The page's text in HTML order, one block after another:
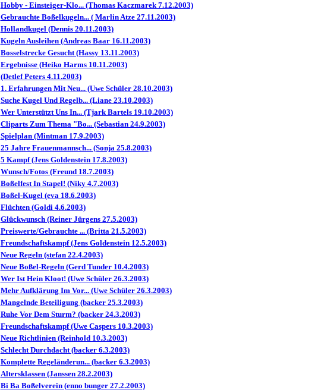
Hobby - Einsteiger-Klo... (Thomas Kaczmarek 7.12.2003)
Gebrauchte Boßelkugeln... ( Marlin Atze 27.11.2003)
Hollandkugel (Dennis 20.11.2003)
Kugeln Ausleihen (Andreas Baar 16.11.2003)
Bosselstrecke Gesucht (Hassy 13.11.2003)
Ergebnisse (Heiko Harms 10.11.2003)
(Detlef Peters 4.11.2003)
1. Erfahrungen Mit Neu... (Uwe Schüler 28.10.2003)
Suche Kugel Und Regelb... (Liane 23.10.2003)
Wer Unterstützt Uns In... (Tjark Bartels 19.10.2003)
Cliparts Zum Thema "Bo... (Sebastian 24.9.2003)
Spielplan (Mintman 17.9.2003)
25 Jahre Frauenmannsch... (Sonja 25.8.2003)
5 Kampf (Jens Goldenstein 17.8.2003)
Wunsch/Fotos (Freund 18.7.2003)
Boßelfest In Stapel! (Niky 4.7.2003)
Boßel-Kugel (eva 18.6.2003)
Flüchten (Goldi 4.6.2003)
Glückwunsch (Reiner Jürgens 27.5.2003)
Preiswerte/Gebrauchte ... (Britta 21.5.2003)
Freundschaftskampf (Jens Goldenstein 12.5.2003)
Neue Regeln (stefan 22.4.2003)
Neue Boßel-Regeln (Gerd Tunder 10.4.2003)
Wer Ist Hein Kloot! (Uwe Schüler 26.3.2003)
Mehr Aufklärung Im Vor... (Uwe Schüler 26.3.2003)
Mangelnde Beteiligung (backer 25.3.2003)
Ruhe Vor Dem Sturm? (backer 24.3.2003)
Freundschaftskampf (Uwe Caspers 10.3.2003)
Neue Richtlinien (Reinhold 10.3.2003)
Schlecht Durchdacht (backer 6.3.2003)
Komplette Regeländerun... (backer 6.3.2003)
Altersklassen (Janssen 28.2.2003)
Bi Ba Boßelverein (enno bunger 27.2.2003)